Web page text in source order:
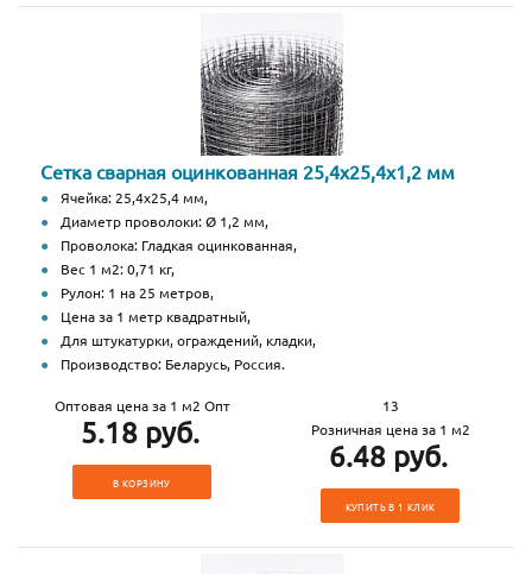
Сетка сварная оцинкованная 25,4х25,4х1,2 мм
Ячейка: 25,4х25,4 мм,
Диаметр проволоки: Ø 1,2 мм,
Проволока: Гладкая оцинкованная,
Вес 1 м2: 0,71 кг,
Рулон: 1 на 25 метров,
Цена за 1 метр квадратный,
Для штукатурки, ограждений, кладки,
Производство: Беларусь, Россия.
Оптовая цена за 1 м2 Опт
5.18 руб.
В КОРЗИНУ
13
Розничная цена за 1 м2
6.48 руб.
КУПИТЬ В 1 КЛИК